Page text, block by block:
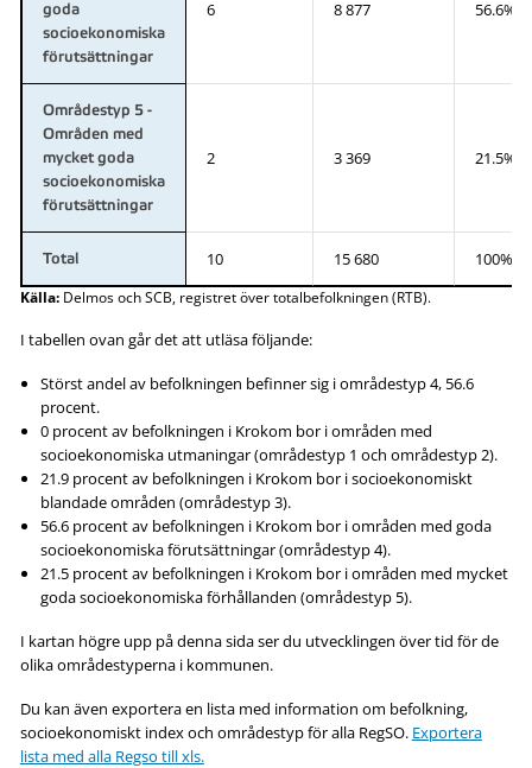
goda
socioekonomiska
förutsättningar
6 8 877 56.6%
Områdestyp 5 -
Områden med
mycket goda
socioekonomiska
förutsättningar
2 3 369 21.5%
Total 10 15 680 100%
Källa:Delmos och SCB, registret över totalbefolkningen (RTB).
I tabellen ovan går det att utläsa följande:
Störst andel av befolkningen befinner sig i områdestyp 4, 56.6
procent.
0 procent av befolkningen i Krokom bor i områden med
socioekonomiska utmaningar (områdestyp 1 och områdestyp 2).
21.9 procent av befolkningen i Krokom bor i socioekonomiskt
blandade områden (områdestyp 3).
56.6 procent av befolkningen i Krokom bor i områden med goda
socioekonomiska förutsättningar (områdestyp 4).
21.5 procent av befolkningen i Krokom bor i områden med mycket
goda socioekonomiska förhållanden (områdestyp 5).
I kartan högre upp på denna sida ser du utvecklingen över tid för de
olika områdestyperna i kommunen.
Du kan även exportera en lista med information om befolkning,
socioekonomiskt index och områdestyp för alla RegSO. Exportera
lista med alla Regso till xls.